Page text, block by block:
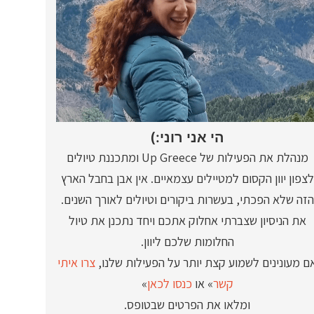
הי אני רוני:)
מנהלת את הפעילות של Up Greece ומתכננת טיולים
לצפון יוון הקסום למטיילים עצמאיים. אין אבן בחבל הארץ
הזה שלא הפכתי, בעשרות ביקורים וטיולים לאורך השנים.
את הניסיון שצברתי אחלוק אתכם ויחד נתכנן את טיול
החלומות שלכם ליוון.
מעונינים לשמוע קצת יותר על הפעילות שלנו, צרו איתי
קשר» או כנסו לכאן»
ומלאו את הפרטים שבטופס.